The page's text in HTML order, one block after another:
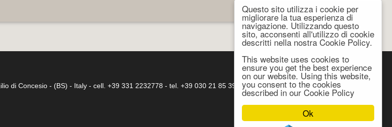
Ok
Questo sito utilizza i cookie per
migliorare la tua esperienza di
navigazione. Utilizzando questo
sito, acconsenti all'utilizzo di cookie
descritti nella nostra Cookie Policy.
This website uses cookies to
ensure you get the best experience
on our website. Using this website,
you consent to the cookies
described in our Cookie Policy
di Concesio - (BS) - Italy - cell. +39 331 2232778 - tel. +39 030 21 85 399 -atema@atema-utensili.it